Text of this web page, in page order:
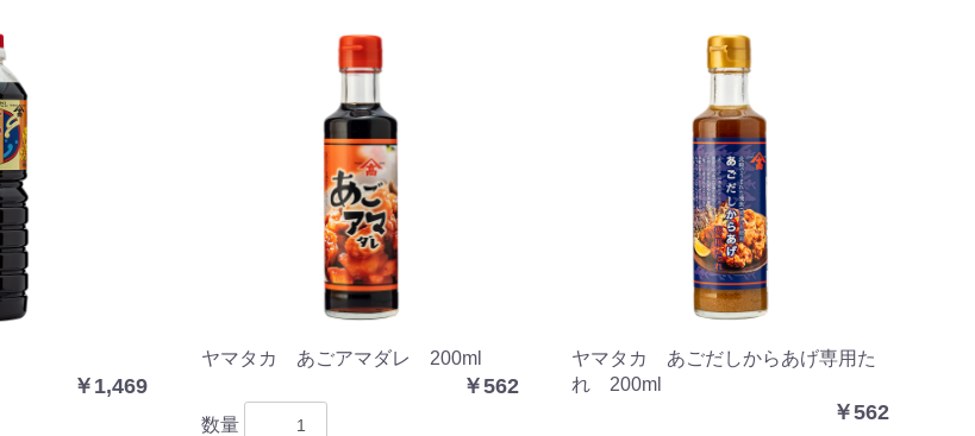
￥1,469
ヤマタカ あごアマダレ 200ml
￥562
数量
ヤマタカ あごだしからあげ専用た
れ 200ml
￥562